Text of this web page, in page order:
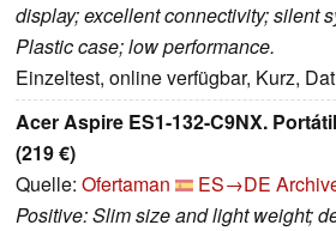
display; excellent connectivity; silent
Plastic case; low performance.
Einzeltest, online verfügbar, Kurz,
Acer Aspire ES1-132-C9NX.
(219 €)
Quelle: Ofertaman ES→DE
Positive: Slim size and light weight;